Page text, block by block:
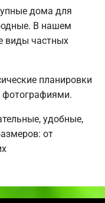
дома для
В нашем
виды частных
планировки
фотографиями.
удобные,
от